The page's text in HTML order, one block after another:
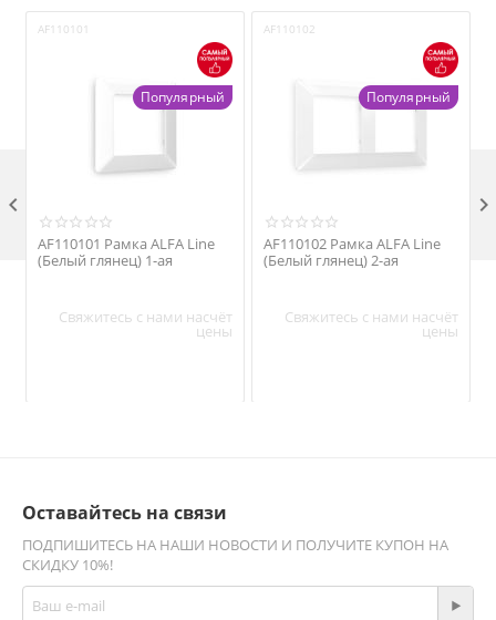
AF110101
Популярный
AF110101 Рамка ALFA Line
(Белый глянец) 1-ая
Свяжитесь с нами насчёт
цены
AF110102
Популярный
AF110102 Рамка ALFA Line
(Белый глянец) 2-ая
Свяжитесь с нами насчёт
цены
 
Оставайтесь на связи
ПОДПИШИТЕСЬ НА НАШИ НОВОСТИ И ПОЛУЧИТЕ КУПОН НА
СКИДКУ 10%!